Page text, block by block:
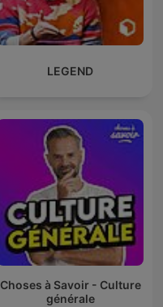
LEGEND
Choses à Savoir - Culture
générale